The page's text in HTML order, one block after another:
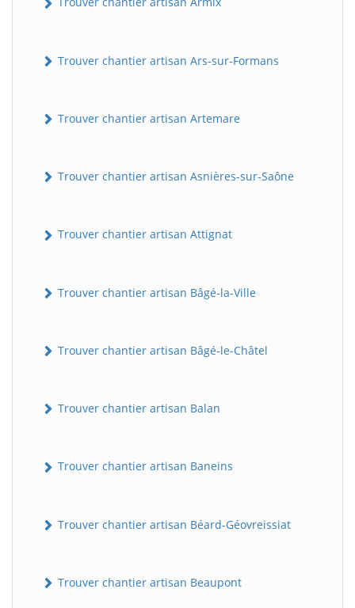
Trouver chantier artisan Ars-sur-Formans
Trouver chantier artisan Artemare
Trouver chantier artisan Asnières-sur-Saône
Trouver chantier artisan Attignat
Trouver chantier artisan Bâgé-la-Ville
Trouver chantier artisan Bâgé-le-Châtel
Trouver chantier artisan Balan
Trouver chantier artisan Baneins
Trouver chantier artisan Béard-Géovreissiat
Trouver chantier artisan Beaupont